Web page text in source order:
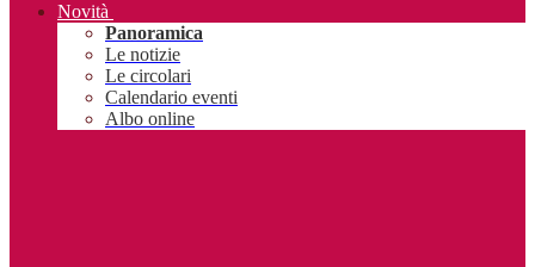
Novità
Panoramica
Le notizie
Le circolari
Calendario eventi
Albo online